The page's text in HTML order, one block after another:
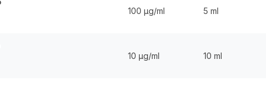
100 µg/ml 5 ml
10 µg/ml 10 ml